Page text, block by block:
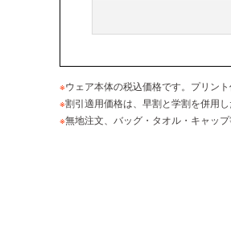
※ウェア本体の税込価格です。プリン
※割引適用価格は、早割と学割を併用
※無地注文、バッグ・タオル・キャップ